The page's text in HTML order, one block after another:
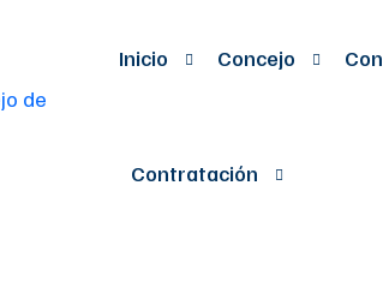
Inicio Concejo
Contratación